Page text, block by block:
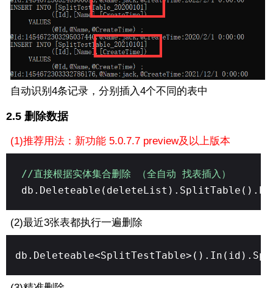
自动识别4条记录，分别插入4个不同的表中
2.5 删除数据
(1)推荐用法：新功能 5.0.7.7 preview及以上版本
//直接根据实体集合删除 （全自动 找表插入）
(2)最近3张表都执行一遍删除